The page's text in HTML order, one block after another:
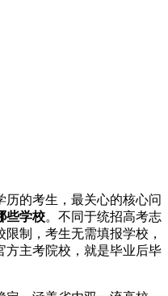
的考生，最关心的核心问
些学校。不同于统招高考志
制，考生无需填报学校，
方主考院校，就是毕业后毕